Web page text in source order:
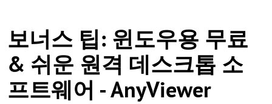
보너스 팁: 윈도우용 무료
& 쉬운 원격 데스크톱 소
프트웨어 - AnyViewer